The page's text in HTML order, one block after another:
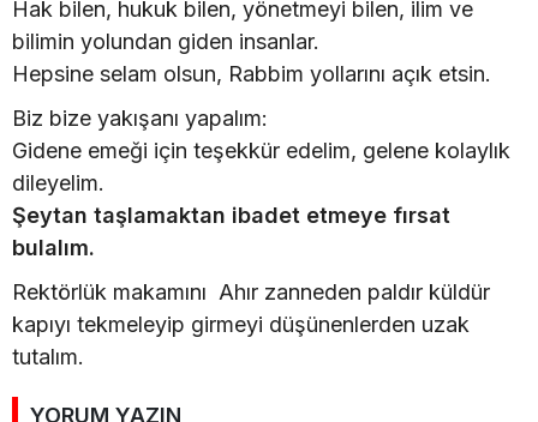
Hak bilen, hukuk bilen, yönetmeyi bilen, ilim ve
bilimin yolundan giden insanlar.
Hepsine selam olsun, Rabbim yollarını açık etsin.
Biz bize yakışanı yapalım:
Gidene emeği için teşekkür edelim, gelene kolaylık
dileyelim.
Şeytan taşlamaktan ibadet etmeye fırsat
bulalım.
Rektörlük makamını Ahır zanneden paldır küldür
kapıyı tekmeleyip girmeyi düşünenlerden uzak
tutalım.
YORUM YAZIN